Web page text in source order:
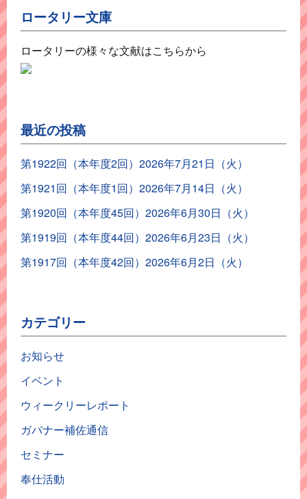
ロータリー文庫
ロータリーの様々な文献はこちらから
最近の投稿
第1922回（本年度2回）2026年7月21日（火）
第1921回（本年度1回）2026年7月14日（火）
第1920回（本年度45回）2026年6月30日（火）
第1919回（本年度44回）2026年6月23日（火）
第1917回（本年度42回）2026年6月2日（火）
カテゴリー
お知らせ
イベント
ウィークリーレポート
ガバナー補佐通信
セミナー
奉仕活動